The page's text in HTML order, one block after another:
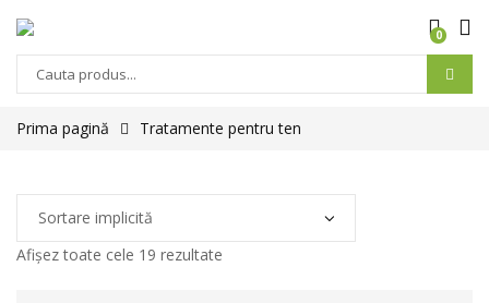
0
Prima pagină Tratamente pentru ten
Afișez toate cele 19 rezultate